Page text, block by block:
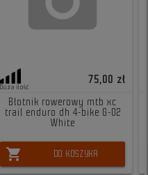
Duża ilość
75,00 zł
Błotnik rowerowy mtb xc
trail enduro dh 4-bike G-02
White
shopping_cart DO KOSZYKA